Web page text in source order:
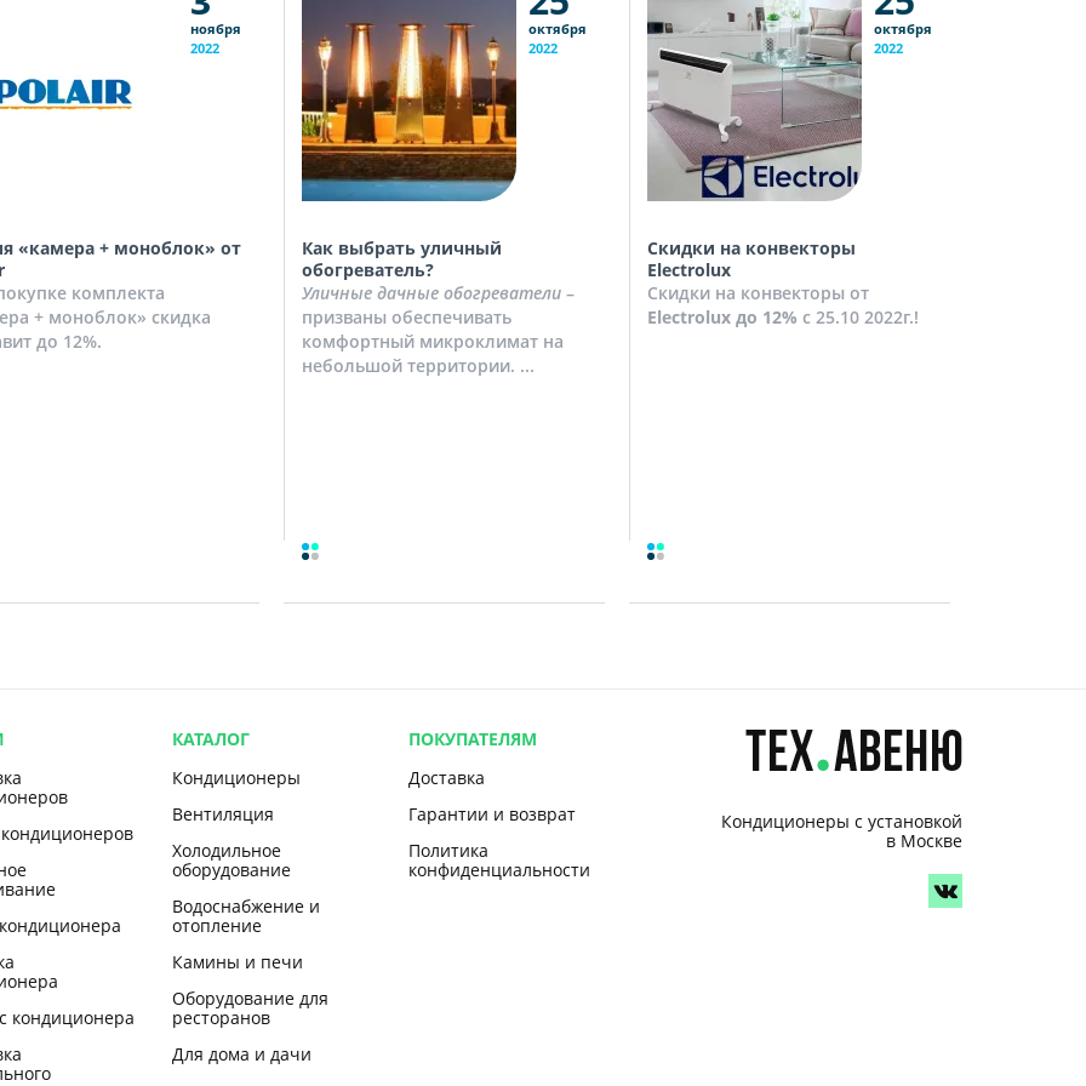
ноября
2022
«камера + моноблок» от
комплекта
+ моноблок» скидка
до 12%.
октября
2022
Как выбрать уличный
обогреватель?
Уличные дачные обогреватели –
призваны обеспечивать
комфортный микроклимат на
небольшой территории. ...
октября
2022
Скидки на конвекторы
Electrolux
Скидки на конвекторы от
Electrolux до 12% с 25.10 2022г.!
кондиционера
КАТАЛОГ
Кондиционеры
Вентиляция
Холодильное
оборудование
Водоснабжение и
отопление
Камины и печи
Оборудование для
ресторанов
Для дома и дачи
ПОКУПАТЕЛЯМ
Доставка
Гарантии и возврат
Политика
конфиденциальности
Кондиционеры с установкой
в Москве